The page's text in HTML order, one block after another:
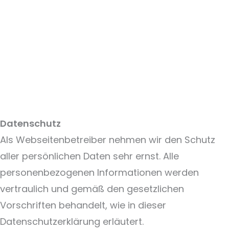
Datenschutz
Als Webseitenbetreiber nehmen wir den Schutz
aller persönlichen Daten sehr ernst. Alle
personenbezogenen Informationen werden
vertraulich und gemäß den gesetzlichen
Vorschriften behandelt, wie in dieser
Datenschutzerklärung erläutert.